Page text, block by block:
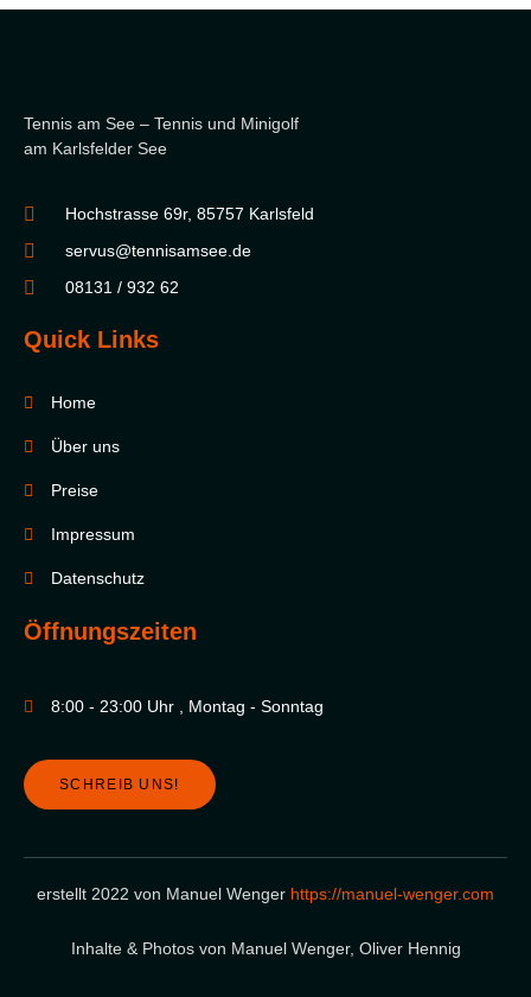
Tennis am See – Tennis und Minigolf
am Karlsfelder See
Hochstrasse 69r, 85757 Karlsfeld
servus@tennisamsee.de
08131 / 932 62
Quick Links
Home
Über uns
Preise
Impressum
Datenschutz
Öffnungszeiten
8:00 - 23:00 Uhr , Montag - Sonntag
SCHREIB UNS!
erstellt 2022 von Manuel Wenger https://manuel-wenger.com
Inhalte & Photos von Manuel Wenger, Oliver Hennig